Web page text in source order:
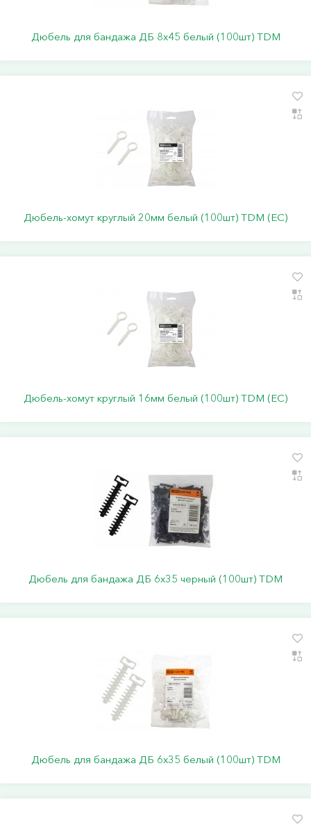
Дюбель для бандажа ДБ 8х45 белый (100шт) TDM
Дюбель-хомут круглый 20мм белый (100шт) TDM (ЕС)
Дюбель-хомут круглый 16мм белый (100шт) TDM (ЕС)
Дюбель для бандажа ДБ 6х35 черный (100шт) TDM
Дюбель для бандажа ДБ 6х35 белый (100шт) TDM